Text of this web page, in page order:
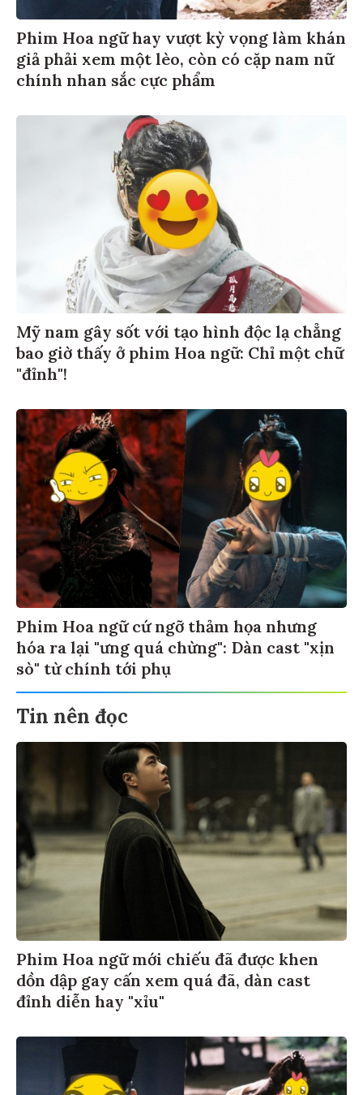
Phim Hoa ngữ hay vượt kỳ vọng làm khán
giả phải xem một lèo, còn có cặp nam nữ
chính nhan sắc cực phẩm
Mỹ nam gây sốt với tạo hình độc lạ chẳng
bao giờ thấy ở phim Hoa ngữ: Chỉ một chữ
"đỉnh"!
Phim Hoa ngữ cứ ngỡ thảm họa nhưng
hóa ra lại "ưng quá chừng": Dàn cast "xịn
sò" từ chính tới phụ
Tin nên đọc
Phim Hoa ngữ mới chiếu đã được khen
dồn dập gay cấn xem quá đã, dàn cast
đỉnh diễn hay "xỉu"